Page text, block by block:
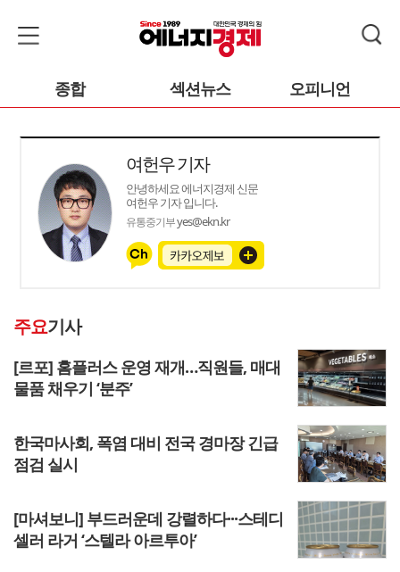
종합 섹션뉴스 오피니언
여헌우 기자
안녕하세요 에너지경제 신문
여헌우 기자 입니다.
유통중기부yes@ekn.kr
주요기사
[르포] 홈플러스 운영 재개…직원들, 매대
물품 채우기 ‘분주’
한국마사회, 폭염 대비 전국 경마장 긴급
점검 실시
[마셔보니] 부드러운데 강렬하다···스테디
셀러 라거 ‘스텔라 아르투아’